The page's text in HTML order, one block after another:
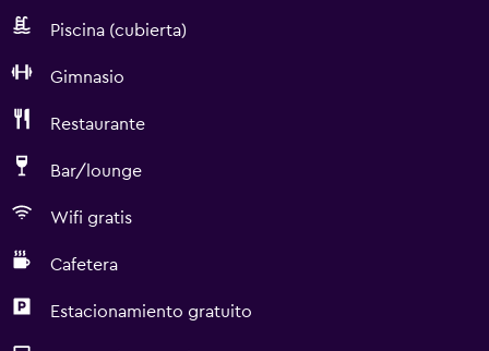
Piscina (cubierta)
Gimnasio
Restaurante
Bar/lounge
Wifi gratis
Cafetera
Estacionamiento gratuito